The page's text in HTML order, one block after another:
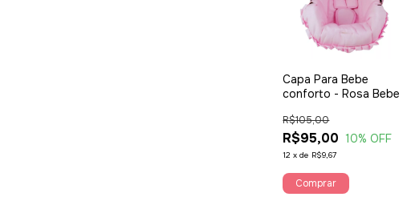
Capa Para Bebe
conforto - Rosa Bebe
R$95,00
R$105,00
10% OFF
12 xde R$9,67
Comprar